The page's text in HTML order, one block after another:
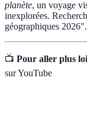
planète, un voyage
inexplorées.
géographiques 2026".
📺 Pour aller plus
sur YouTube